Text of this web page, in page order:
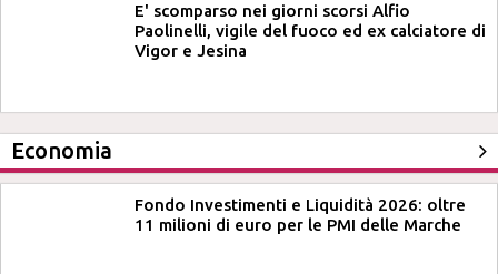
E' scomparso nei giorni scorsi Alfio
Paolinelli, vigile del fuoco ed ex calciatore di
Vigor e Jesina
Economia
Fondo Investimenti e Liquidità 2026: oltre
11 milioni di euro per le PMI delle Marche